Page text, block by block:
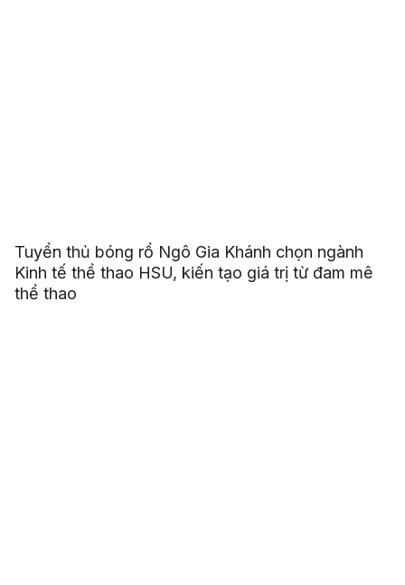
Tuyển thủ bóng rổ Ngô Gia Khánh chọn ngành
Kinh tế thể thao HSU, kiến tạo giá trị từ đam mê
thể thao